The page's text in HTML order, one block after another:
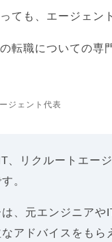
ても、エージェン
転職についての専
ジェント代表
、リクルートエー
。
、元エンジニア
アドバイスをもら